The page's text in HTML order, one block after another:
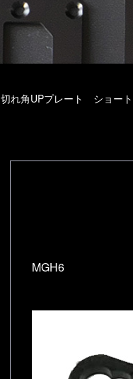
切れ角UPプレート ショート
MGH6